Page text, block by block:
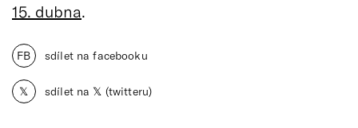
15. dubna.
FB sdílet na facebooku
𝕏 sdílet na 𝕏 (twitteru)